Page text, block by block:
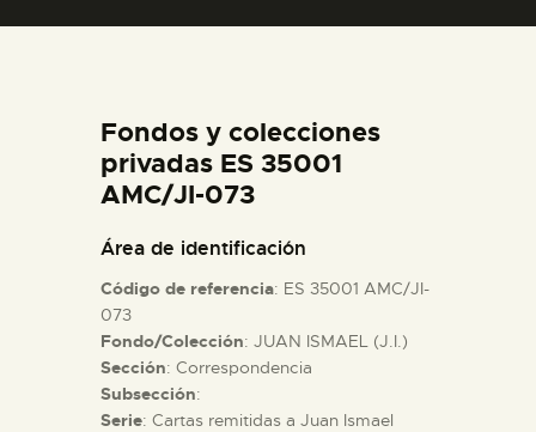
DIDÁCTICA
ESPAÑOL
ACTIVIDADES
█
Fondos y colecciones
privadas ES 35001
AMC/JI-073
Área de identificación
Código de referencia: ES 35001 AMC/JI-
073
Fondo/Colección: JUAN ISMAEL (J.I.)
Sección: Correspondencia
Subsección:
Serie: Cartas remitidas a Juan Ismael